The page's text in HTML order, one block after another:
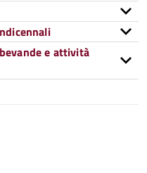
e attività